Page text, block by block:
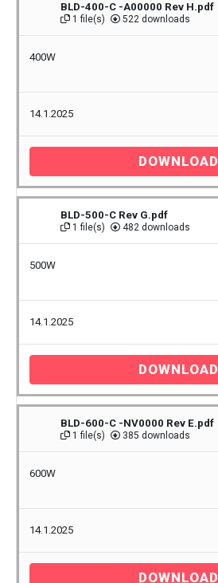
BLD-400-C -A00000 Rev H.pdf
1 file(s) 522 downloads
400W
14.1.2025
DOWNLOAD
BLD-500-C Rev G.pdf
1 file(s) 482 downloads
500W
14.1.2025
DOWNLOAD
BLD-600-C -NV0000 Rev E.pdf
1 file(s) 385 downloads
600W
14.1.2025
DOWNLOAD